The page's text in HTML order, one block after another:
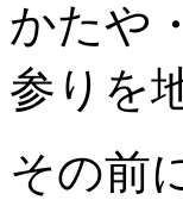
かたや
参りを
その前